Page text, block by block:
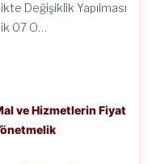
Değişiklik Yapılması
07 O…
ve Hizmetlerin Fiyat